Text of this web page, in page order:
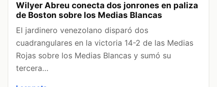
Wilyer Abreu conecta dos jonrones en paliza
de Boston sobre los Medias Blancas
El jardinero venezolano disparó dos
cuadrangulares en la victoria 14-2 de las Medias
Rojas sobre los Medias Blancas y sumó su
tercera…